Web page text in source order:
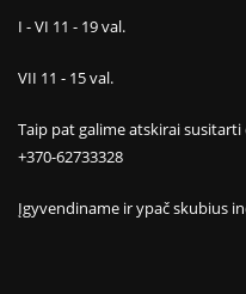
I - VI 11 - 19 val.
VII 11 - 15 val.
Taip pat galime atskirai
+370-62733328
Įgyvendiname ir ypač skubius